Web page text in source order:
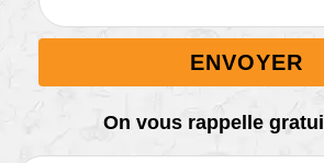
On vous rappelle